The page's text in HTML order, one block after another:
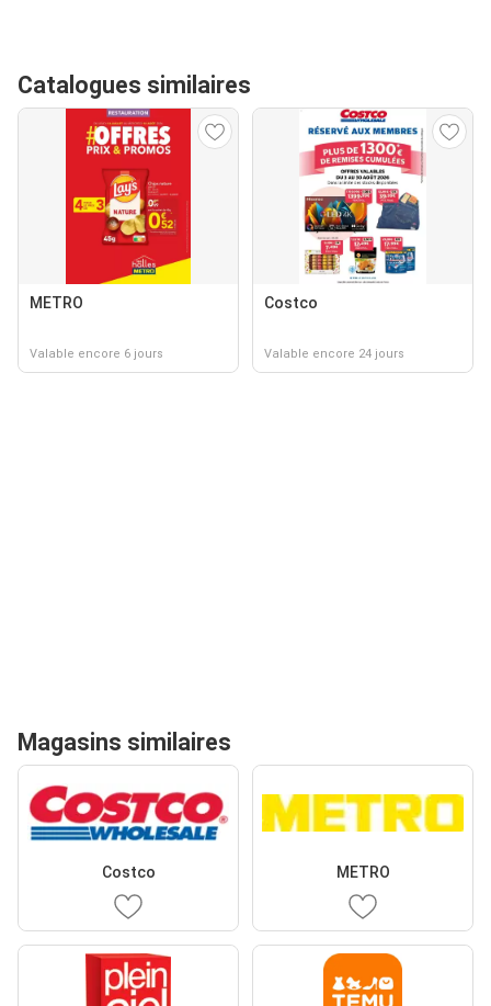
Catalogues similaires
METRO
Valable encore 6 jours
Costco
Valable encore 24 jours
Magasins similaires
Costco METRO